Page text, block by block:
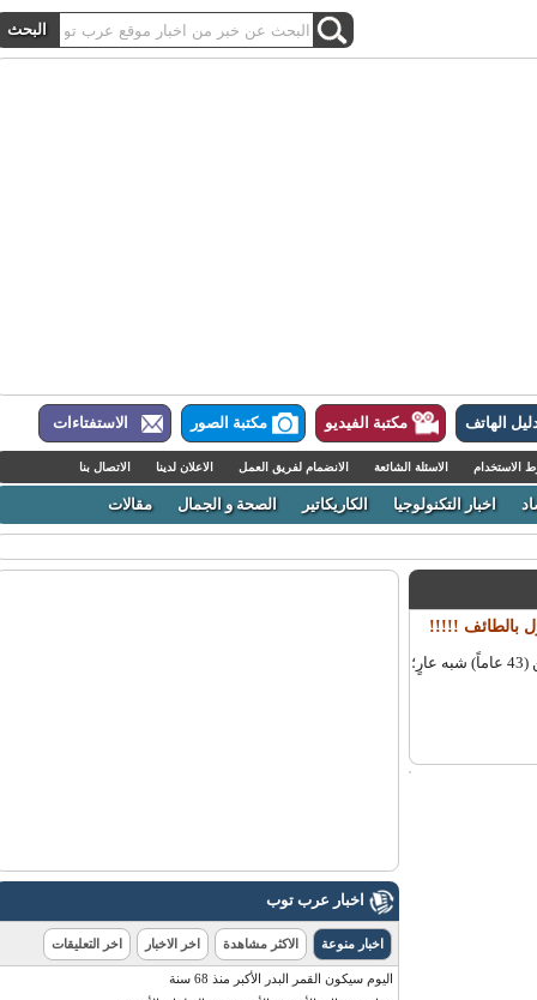
الهاتف مكتبة الفيديو مكتبة الصور الاستفتاءات
الاسئلة الشائعة الانضمام لفريق العمل الاعلان لدينا الاتصال بنا
اخبار التكنولوجيا الكاريكاتير الصحة و الجمال مقالات
بالطائف !!!!!
قبضت هيئة الأمر بالمعروف والنهي عن المنكر بمحافظة الطائف على مواطن (43 عاماً) شبه عارٍ؛
اخبار عرب توب
اخبار منوعة الاكثر مشاهدة اخر الاخبار اخر التعليقات
اليوم سيكون القمر البدر الأكبر منذ 68 سنة